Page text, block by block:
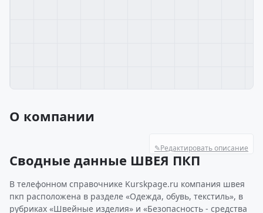
О компании
✎Редактировать описание
Сводные данные ШВЕЯ ПКП
В телефонном справочнике Kurskpage.ru компания швея
пкп расположена в разделе «Одежда, обувь, текстиль», в
рубриках «Швейные изделия» и «Безопасность - средства